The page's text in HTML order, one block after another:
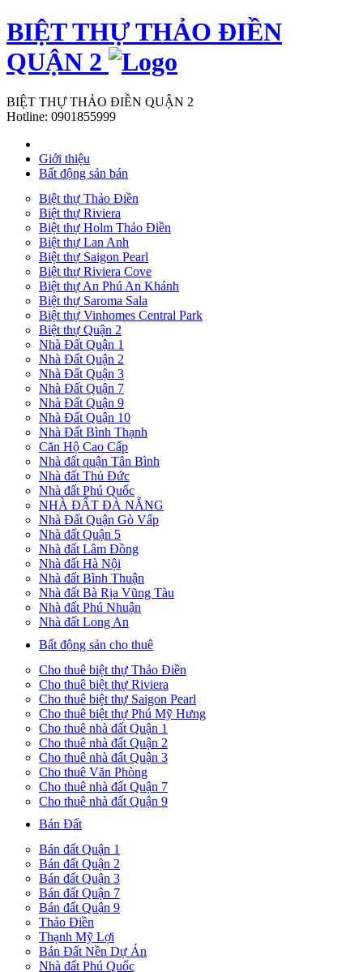
BIỆT THỰ THẢO ĐIỀN
QUẬN 2
BIỆT THỰ THẢO ĐIỀN QUẬN 2
Hotline: 0901855999
Giới thiệu
Bất động sản bán
Biệt thự Thảo Điền
Biệt thự Riviera
Biệt thự Holm Thảo Điền
Biệt thự Lan Anh
Biệt thự Saigon Pearl
Biệt thự Riviera Cove
Biệt thự An Phú An Khánh
Biệt thự Saroma Sala
Biệt thự Vinhomes Central Park
Biệt thự Quận 2
Nhà Đất Quận 1
Nhà Đất Quận 2
Nhà Đất Quận 3
Nhà Đất Quận 7
Nhà Đất Quận 9
Nhà Đất Quận 10
Nhà Đất Bình Thạnh
Căn Hộ Cao Cấp
Nhà đất quận Tân Bình
Nhà đất Thủ Đức
Nhà đất Phú Quốc
NHÀ ĐẤT ĐÀ NẴNG
Nhà Đất Quận Gò Vấp
Nhà đất Quận 5
Nhà đất Lâm Đồng
Nhà đất Hà Nội
Nhà đất Bình Thuận
Nhà đất Bà Rịa Vũng Tàu
Nhà đất Phú Nhuận
Nhà đất Long An
Bất động sản cho thuê
Cho thuê biệt thự Thảo Điền
Cho thuê biệt thự Riviera
Cho thuê biệt thự Saigon Pearl
Cho thuê biệt thự Phú Mỹ Hưng
Cho thuê nhà đất Quận 1
Cho thuê nhà đất Quận 2
Cho thuê nhà đất Quận 3
Cho thuê Văn Phòng
Cho thuê nhà đất Quận 7
Cho thuê nhà đất Quận 9
Bán Đất
Bán đất Quận 1
Bán đất Quận 2
Bán đất Quận 3
Bán đất Quận 7
Bán đất Quận 9
Thảo Điền
Thạnh Mỹ Lợi
Bán Đất Nền Dự Án
Nhà đất Phú Quốc